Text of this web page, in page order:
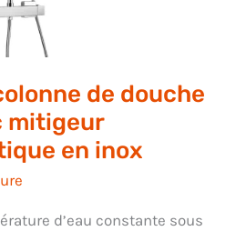
de douche
mitigeur
en inox
d’eau constante sous